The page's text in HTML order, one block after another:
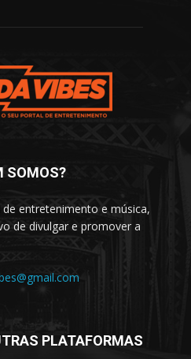
SOMOS?
de entretenimento e música,
de divulgar e promover a
PLATAFORMAS